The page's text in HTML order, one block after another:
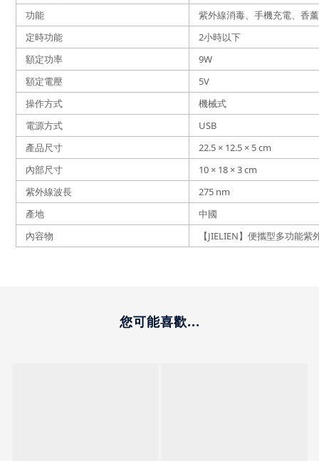
功能
紫外線消毒、手機充電、香
定時功能
2小時以下
額定功率
9W
額定電壓
5V
操作方式
機械式
電源方式
USB
產品尺寸
22.5 × 12.5 × 5 cm
內部尺寸
10 × 18 × 3 cm
紫外線波長
275 nm
產地
中國
內容物
【JIELIEN】便攜型多功能紫
您可能喜歡...